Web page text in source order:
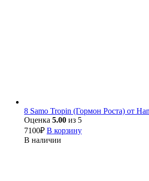
8 Samo Tropin (Гормон Роста) от
Оценка 5.00 из 5
7100₽ В корзину
В наличии